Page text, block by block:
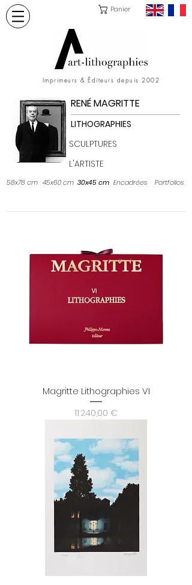
Panier
Imprimeurs & Éditeurs depuis 2002
RENÉ MAGRITTE
LITHOGRAPHIES
SCULPTURES
L'ARTISTE
58x78 cm 45x60 cm 30x45 cm Encadrées Portfolios
Magritte Lithographies VI
Prix
11 240,00 €